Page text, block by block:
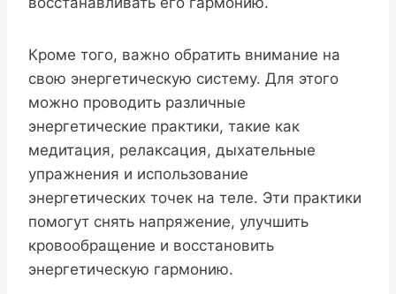
Кроме того, важно обратить внимание на
свою энергетическую систему. Для этого
можно проводить различные
энергетические практики, такие как
медитация, релаксация, дыхательные
упражнения и использование
энергетических точек на теле. Эти практики
помогут снять напряжение, улучшить
кровообращение и восстановить
энергетическую гармонию.